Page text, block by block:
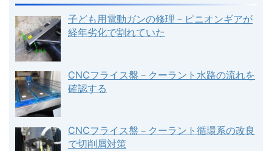
子ども用電動ガンの修理－ピニオンギアが
経年劣化で割れていた
CNCフライス盤－クーラント水路の流れを
確認する
CNCフライス盤－クーラント循環系の改良
で切削屑対策